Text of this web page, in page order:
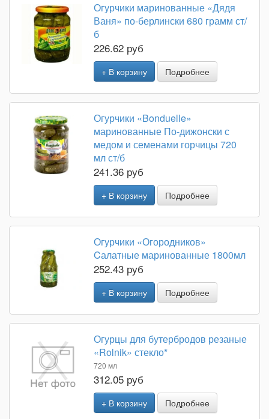
Огурчики маринованные «Дядя
Ваня» по-берлински 680 грамм ст/
б
226.62 руб
+ В корзину Подробнее
Огурчики «Bonduelle»
маринованные По-дижонски с
медом и семенами горчицы 720
мл ст/б
241.36 руб
+ В корзину Подробнее
Огурчики «Огородников»
Cалатные маринованные 1800мл
252.43 руб
+ В корзину Подробнее
Огурцы для бутербродов резаные
«Rolnik» стекло*
720 мл
312.05 руб
+ В корзину Подробнее